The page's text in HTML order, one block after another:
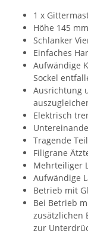
1 x
Höhe 145 mm
Schlanker
Einfaches
Aufwändige
Sockel
Ausrichtung
Elektrisch
Tragende
Filigrane
Mehrteiliger
Aufwändige
Betrieb mit
Bei Betrieb
zusätzlichen
zur